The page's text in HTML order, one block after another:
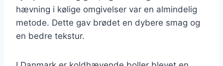
hævning i kølige omgivelser var en almindelig
metode. Dette gav brødet en dybere smag og
en bedre tekstur.